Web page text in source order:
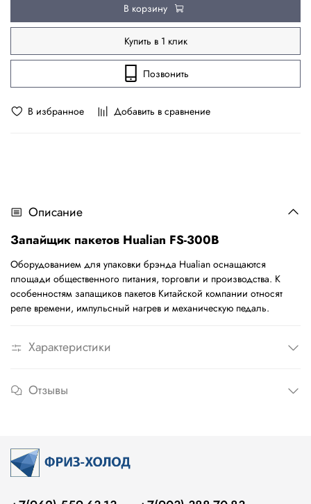
В избранное Добавить в сравнение
В корзину
Купить в 1 клик
Позвонить
Описание
Запайщик пакетов Hualian FS-300B
Оборудованием для упаковки брэнда Hualian оснащаются
площади общественного питания, торговли и производства. К
особенностям запащиков пакетов Китайской компании относят
реле времени, импульсный нагрев и механическую педаль.
Характеристики
Отзывы